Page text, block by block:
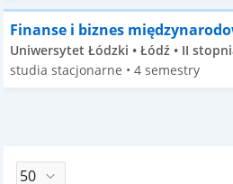
Finanse i biznes
Uniwersytet Łódzki • Łódź • II
studia stacjonarne • 4 semestry